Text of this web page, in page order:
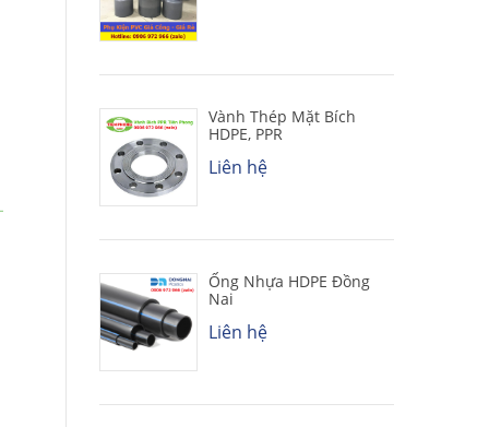
Vành Thép Mặt Bích
HDPE, PPR
Liên hệ
Ống Nhựa HDPE Đồng
Nai
Liên hệ